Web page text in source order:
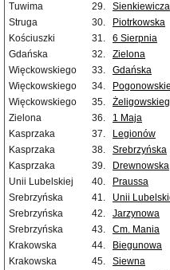
Tuwima
29. Sienkiewicza
Struga
30. Piotrkowska
Kościuszki
31. 6 Sierpnia
Gdańska
32. Zielona
Więckowskiego
33. Gdańska
Więckowskiego
34.
Więckowskiego
35.
Zielona
36. 1 Maja
Kasprzaka
37. Legionów
Kasprzaka
38. Srebrzyńska
Kasprzaka
39. Drewnowska
Unii Lubelskiej
40. Praussa
Srebrzyńska
41. Unii
Srebrzyńska
42. Jarzynowa
Srebrzyńska
43. Cm. Mania
Krakowska
44. Biegunowa
Krakowska
45. Siewna